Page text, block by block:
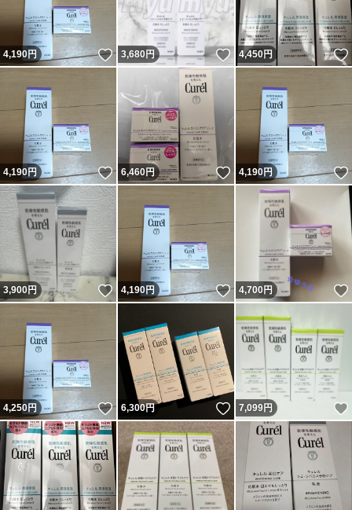
4,190円 いいね！
3,680円 いいね！
4,450円
4,190円 いいね！
6,460円 いいね！
4,190円
3,900円 いいね！
4,190円 いいね！
4,700円
4,250円 いいね！
6,300円 いいね！
7,099円